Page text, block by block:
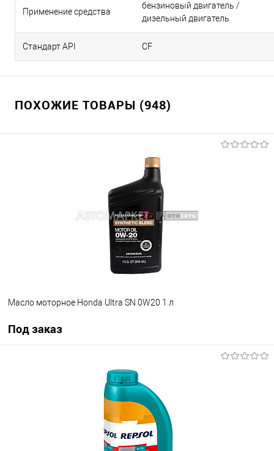
Применение средства
бензиновый двигатель /
дизельный двигатель
Стандарт API CF
ПОХОЖИЕ ТОВАРЫ (948)
Масло моторное Honda Ultra SN 0W20 1 л
Под заказ